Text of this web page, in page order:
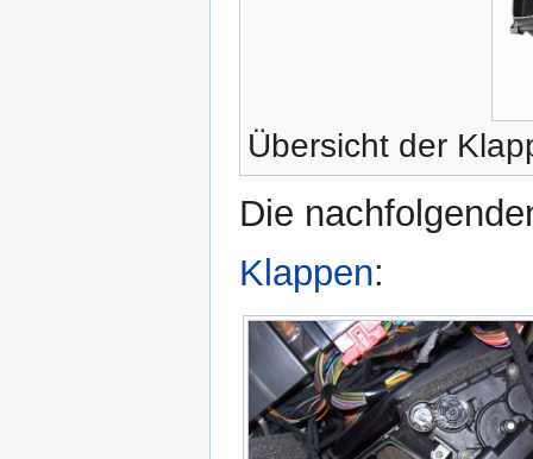
Übersicht der
Die
Klappen: